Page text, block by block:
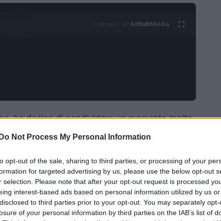
Do Not Process My Personal Information
opt-out of the sale, sharing to third parties, or processing of your
for targeted advertising by us, please use the below opt-out
selection. Please note that after your opt-out request is processed
interest-based ads based on personal information utilized by us
to third parties prior to your opt-out. You may separately
of your personal information by third parties on the IAB’s list of
AdhubMedia
ha deciso di condividere un momento molto
nascita della sua prima figlia, Allegra, ha
mamme.